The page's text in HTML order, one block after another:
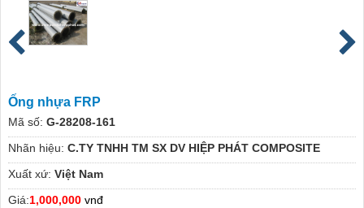
Ống nhựa FRP
Mã số: G-28208-161
Nhãn hiệu: C.TY TNHH TM SX DV HIỆP PHÁT COMPOSITE
Xuất xứ: Việt Nam
Giá:1,000,000 vnđ